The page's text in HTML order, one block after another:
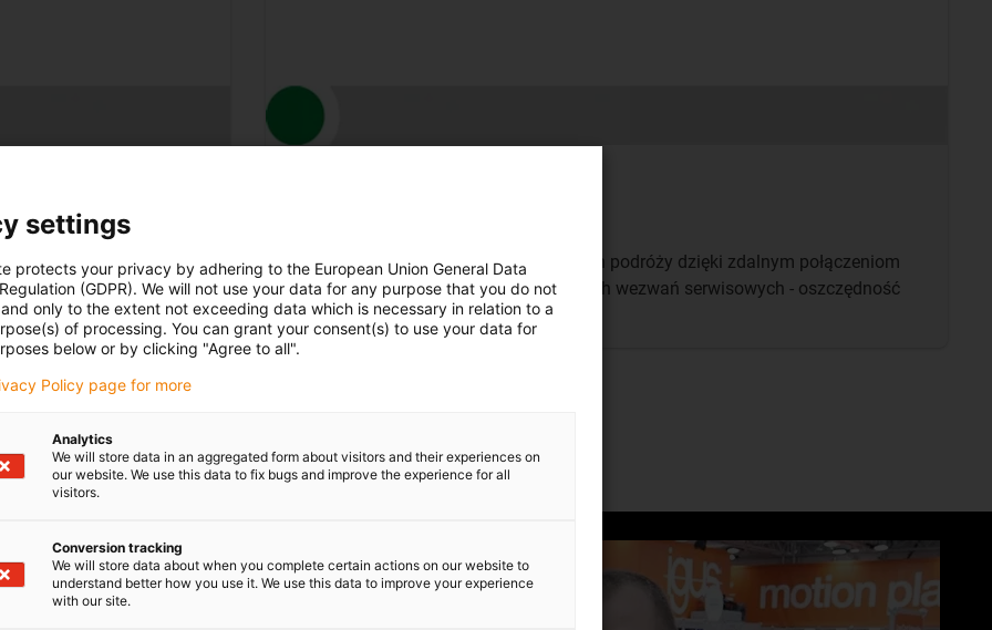
testowym
Oszczędności na fizycznych kosztach podróży dzięki zdalnym połączeniom​
Możliwość uniknięcia nieplanowanych wezwań serwisowych - oszczędność
ok. 3,6 kg CO² na 100 km podróży
Richarda Haberinga
settings
protects your privacy by adhering to the European Union General Data
(GDPR). We will not use your data for any purpose that you do not
only to the extent not exceeding data which is necessary in relation to a
of processing. You can grant your consent(s) to use your data for
below or by clicking "Agree to all".
Policy page for more
Analytics
We will store data in an aggregated form about visitors and their experiences on
our website. We use this data to fix bugs and improve the experience for all
visitors.
Conversion tracking
We will store data about when you complete certain actions on our website to
understand better how you use it. We use this data to improve your experience
with our site.